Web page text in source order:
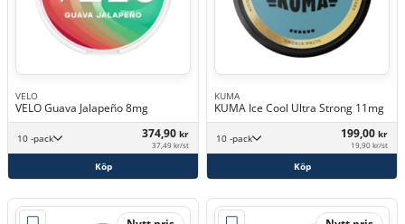
VELO
VELO Guava Jalapeño 8mg
10 -pack 374,90 kr
37,49 kr/st
Köp
KUMA
KUMA Ice Cool Ultra Strong 11mg
10 -pack 199,00 kr
19,90 kr/st
Köp